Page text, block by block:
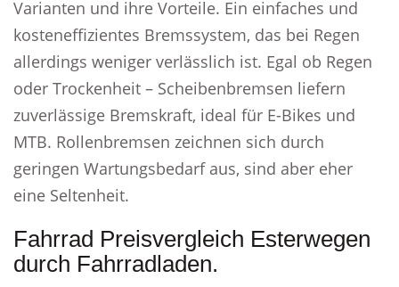
Varianten und ihre Vorteile. Ein einfaches und
kosteneffizientes Bremssystem, das bei Regen
allerdings weniger verlässlich ist. Egal ob Regen
oder Trockenheit – Scheibenbremsen liefern
zuverlässige Bremskraft, ideal für E-Bikes und
MTB. Rollenbremsen zeichnen sich durch
geringen Wartungsbedarf aus, sind aber eher
eine Seltenheit.
Fahrrad Preisvergleich Esterwegen
durch Fahrradladen.